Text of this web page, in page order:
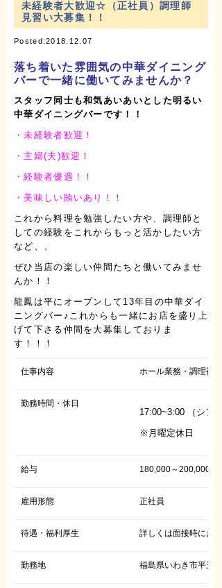
未経験者大歓迎☆（正社員）調理師
見習い大募集！！
Posted:2018.12.07
落ち着いた雰囲気の中華ダイニング
バーで一緒に働いてみませんか？
スタッフ同士も和気あいあいとした明るい
中華ダイニングバーです！！
・未経験者歓迎！
・主婦(夫)歓迎！
・経験者優遇！！
・美味しい賄いあり！！
これから料理を勉強したい方や、調理師と
しての経験をこれからもっと活かしたい方
など、、
ぜひ当店の楽しい仲間たちと働いてみませ
んか！！
龍鳳は平にオープンして13年目の中華ダイ
ニングバー♪これからも一緒にお店を盛り上
げて下さる仲間を大募集しておりま
す！！！
仕事内容 ホール業務・調理補助
勤務時間・休日
17:00~3:00 （シフト
※月曜定休日
給与 180,000～200,000円
雇用形態 正社員
待遇・福利厚生 詳しくは面接時にお伝
勤務地 福島県いわき市平三